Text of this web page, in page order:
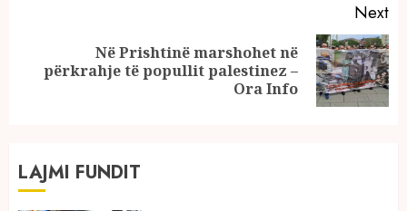
Next
Next
Në Prishtinë marshohet në
përkrahje të popullit palestinez –
Ora Info
LAJMI FUNDIT